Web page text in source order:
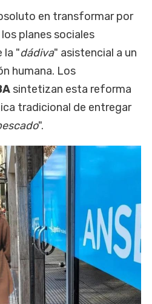
en transformar por
planes sociales
la "dádiva" asistencial a un
humana. Los
sintetizan esta reforma
tradicional de entregar
".